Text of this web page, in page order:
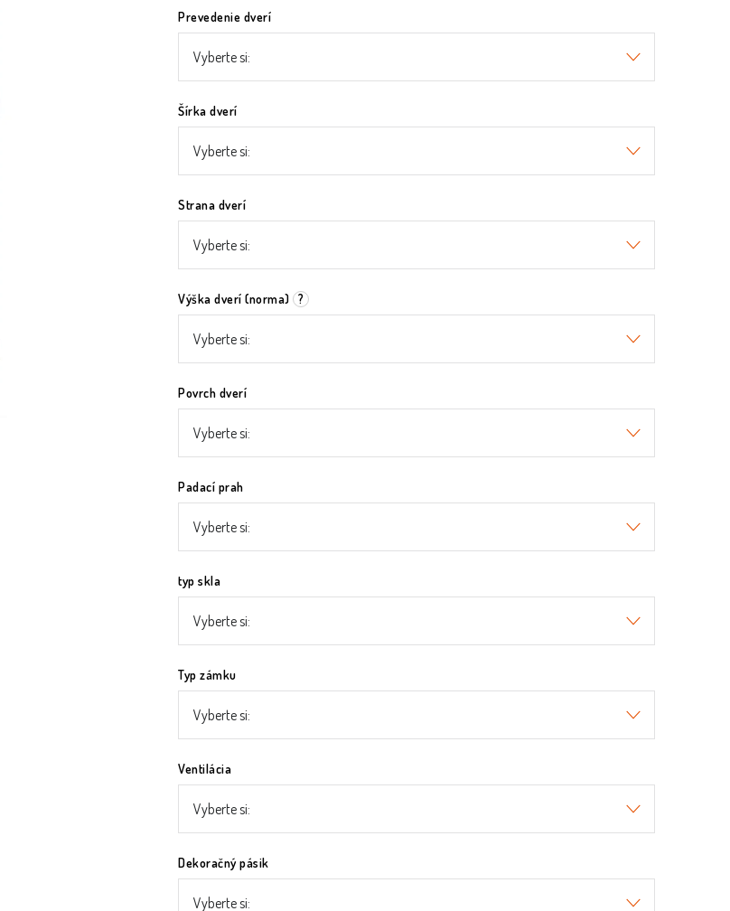
Prevedenie dverí
Šírka dverí
Strana dverí
Výška dverí (norma) ?
Povrch dverí
Padací prah
typ skla
Typ zámku
Ventilácia
Dekoračný pásik